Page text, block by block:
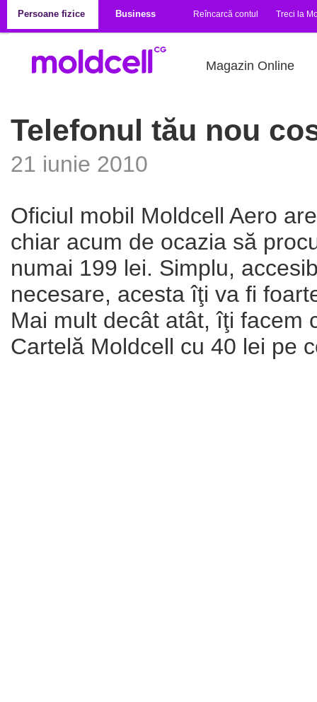
Persoane fizice
Business Reîncarcă contul Treci la
Magazin Online
Telefonul tău nou
21 iunie 2010
Oficiul mobil Moldcell Aero
chiar acum de ocazia să
numai 199 lei. Simplu,
necesare, acesta îţi va fi
Mai mult decât atât, îţi facem
Cartelă Moldcell cu 40 lei pe